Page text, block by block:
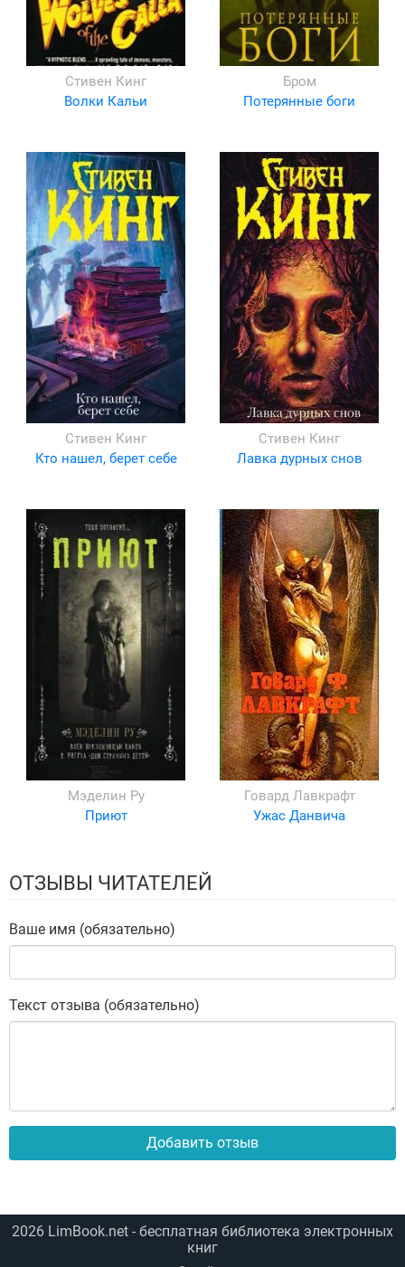
Стивен Кинг
Волки Кальи
Бром
Потерянные боги
Стивен Кинг
Кто нашел, берет себе
Стивен Кинг
Лавка дурных снов
Мэделин Ру
Приют
Говард Лавкрафт
Ужас Данвича
ОТЗЫВЫ ЧИТАТЕЛЕЙ
Ваше имя (обязательно)
Текст отзыва (обязательно)
Добавить отзыв
2026 LimBook.net - бесплатная библиотека электронных
книг